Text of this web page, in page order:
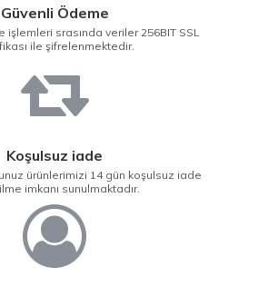
Güvenli Ödeme
srasında veriler 256BIT SSL
ile şifrelenmektedir.
Koşulsuz iade
ürünlerimizi 14 gün koşulsuz iade
imkanı sunulmaktadır.